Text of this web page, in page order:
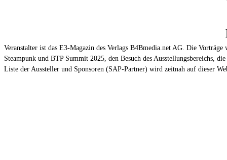
Veranstalter ist das E3-Magazin des Verlags B4Bmedia.net AG. Die
Steampunk und BTP Summit 2025, den Besuch des Ausstellungsbereichs,
Liste der Aussteller und Sponsoren (SAP-Partner) wird zeitnah auf dieser